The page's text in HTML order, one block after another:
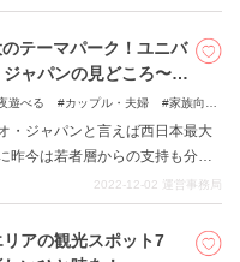
ください。
のテーマパーク！ユニバ
ャパンの見どころ〜チ
ビティ〜
遊べる カップル・夫婦
家族向
・ジャパンと言えば西日本最大
昨今は若者層からの支持も分厚
なっている施設です。 ハリウッ
にしつつ貪欲に日本アニメとの
てきた点が特に受けており、経
などは書籍やテレビでも多々取
2022-12-02 運営事務局
リアの観光スポット7